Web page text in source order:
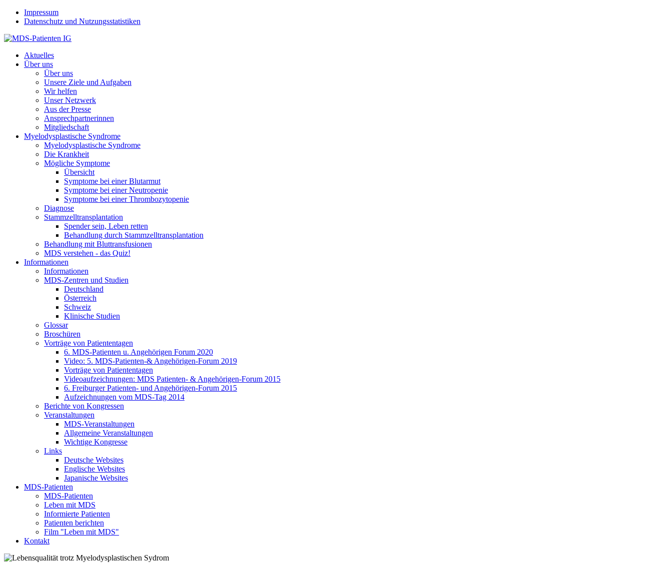
Jump to navigation
Impressum
Datenschutz und Nutzungsstatistiken
Aktuelles
Über uns
Über uns
Unsere Ziele und Aufgaben
Wir helfen
Unser Netzwerk
Aus der Presse
Ansprechpartnerinnen
Mitgliedschaft
Myelodysplastische Syndrome
Myelodysplastische Syndrome
Die Krankheit
Mögliche Symptome
Übersicht
Symptome bei einer Blutarmut
Symptome bei einer Neutropenie
Symptome bei einer Thrombozytopenie
Diagnose
Stammzelltransplantation
Spender sein, Leben retten
Behandlung durch Stammzelltransplantation
Behandlung mit Bluttransfusionen
MDS verstehen - das Quiz!
Informationen
Informationen
MDS-Zentren und Studien
Deutschland
Österreich
Schweiz
Klinische Studien
Glossar
Broschüren
Vorträge von Patiententagen
6. MDS-Patienten u. Angehörigen Forum 2020
Video: 5. MDS-Patienten-& Angehörigen-Forum 2019
Vorträge von Patiententagen
Videoaufzeichnungen: MDS Patienten- & Angehörigen-Forum 2015
6. Freiburger Patienten- und Angehörigen-Forum 2015
Aufzeichnungen vom MDS-Tag 2014
Berichte von Kongressen
Veranstaltungen
MDS-Veranstaltungen
Allgemeine Veranstaltungen
Wichtige Kongresse
Links
Deutsche Websites
Englische Websites
Japanische Websites
MDS-Patienten
MDS-Patienten
Leben mit MDS
Informierte Patienten
Patienten berichten
Film "Leben mit MDS"
Kontakt